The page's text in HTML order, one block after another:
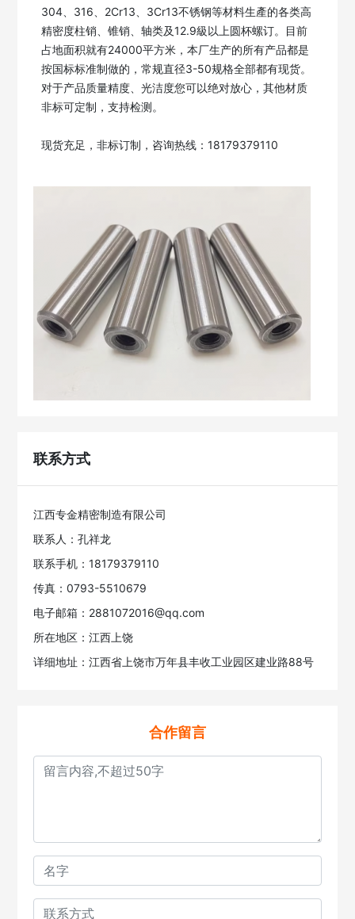
304、316、2Cr13、3Cr13不锈钢等材料生產的各类高
精密度柱销、锥销、轴类及12.9級以上圆杯螺订。目前
占地面积就有24000平方米，本厂生产的所有产品都是
按国标标准制做的，常规直径3-50规格全部都有现货。
对于产品质量精度、光洁度您可以绝对放心，其他材质
非标可定制，支持检测。
现货充足，非标订制，咨询热线：18179379110
联系方式
江西专金精密制造有限公司
联系人：孔祥龙
联系手机：18179379110
传真：0793-5510679
电子邮箱：2881072016@qq.com
所在地区：江西上饶
详细地址：江西省上饶市万年县丰收工业园区建业路88号
合作留言